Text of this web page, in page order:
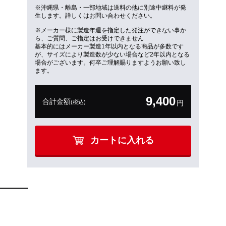
※沖縄県・離島・一部地域は送料の他に別途中継料が発
生します。詳しくはお問い合わせください。
※メーカー様に製造年週を指定した発注ができない事か
ら、ご質問、ご指定はお受けできません
基本的にはメーカー製造1年以内となる商品が多数です
が、サイズにより製造数が少ない場合など2年以内となる
場合がございます。何卒ご理解賜りますようお願い致し
ます。
合計金額(税込) 9,400円
カートに入れる